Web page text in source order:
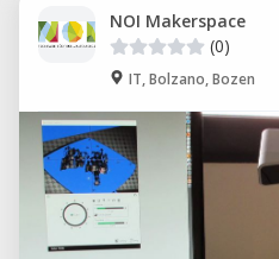
NOI Makerspace
(0)
IT, Bolzano, Bozen